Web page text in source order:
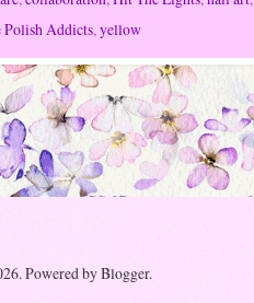
Polish Addicts,yellow
Powered by Blogger.